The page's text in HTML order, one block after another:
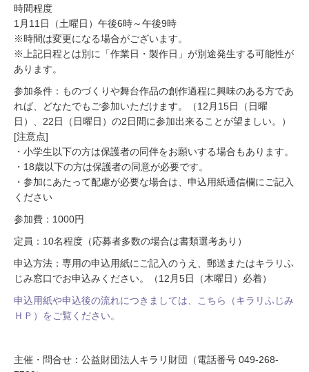
時間程度
1月11日（土曜日）午後6時～午後9時
※時間は変更になる場合がございます。
※上記日程とは別に「作業日・製作日」が別途発生する可能性が
あります。
参加条件：ものづくりや舞台作品の創作過程に興味のある方であ
れば、どなたでもご参加いただけます。（12月15日（日曜
日）、22日（日曜日）の2日間に参加出来ることが望ましい。）
[注意点]
・小学生以下の方は保護者の同伴をお願いする場合もあります。
・18歳以下の方は保護者の同意が必要です。
・参加にあたって配慮が必要な場合は、申込用紙通信欄にご記入
ください
参加費：1000円
定員：10名程度（応募者多数の場合は書類選考あり）
申込方法：専用の申込用紙にご記入のうえ、郵送またはキラリふ
じみ窓口でお申込みください。（12月5日（木曜日）必着）
申込用紙や申込後の流れにつきましては、こちら（キラリふじみ
ＨＰ）をご覧ください。
主催・問合せ：公益財団法人キラリ財団（電話番号 049-268-